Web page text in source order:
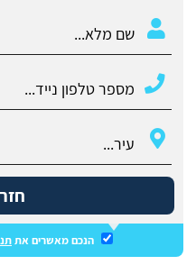
הנכם מאשרים את